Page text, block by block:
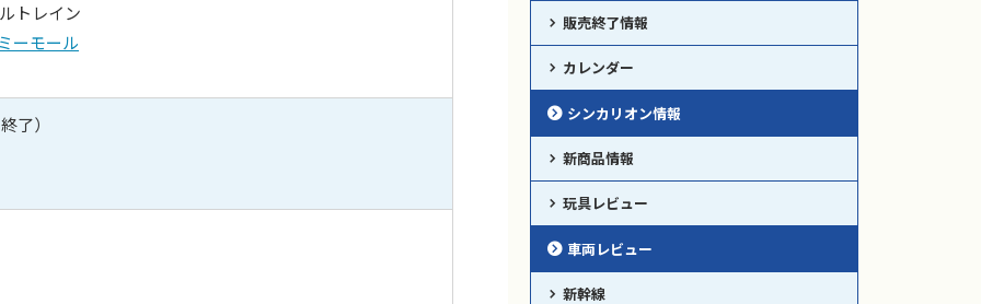
トレイン
ーモール
了）
販売終了情報
カレンダー
シンカリオン情報
新商品情報
玩具レビュー
車両レビュー
新幹線